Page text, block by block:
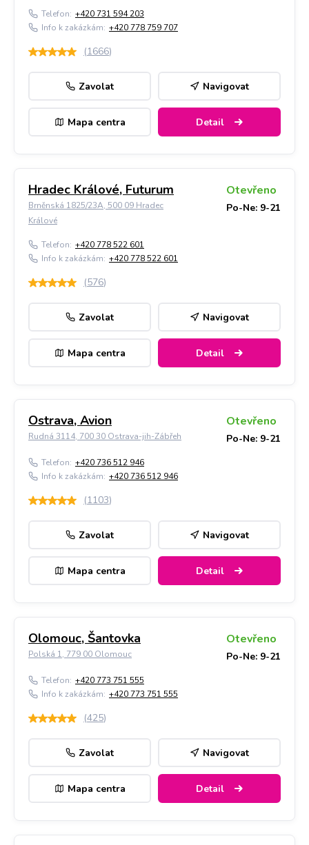
Telefon: +420 731 594 203
Info k zakázkám: +420 778 759 707
(1666)
Zavolat Navigovat
Mapa centra Detail
Hradec Králové, Futurum
Brněnská 1825/23A, 500 09 Hradec
Králové
Otevřeno
Po-Ne: 9-21
Telefon: +420 778 522 601
Info k zakázkám: +420 778 522 601
(576)
Zavolat Navigovat
Mapa centra Detail
Ostrava, Avion
Rudná 3114, 700 30 Ostrava-jih-Zábřeh
Otevřeno
Po-Ne: 9-21
Telefon: +420 736 512 946
Info k zakázkám: +420 736 512 946
(1103)
Zavolat Navigovat
Mapa centra Detail
Olomouc, Šantovka
Polská 1, 779 00 Olomouc
Otevřeno
Po-Ne: 9-21
Telefon: +420 773 751 555
Info k zakázkám: +420 773 751 555
(425)
Zavolat Navigovat
Mapa centra Detail